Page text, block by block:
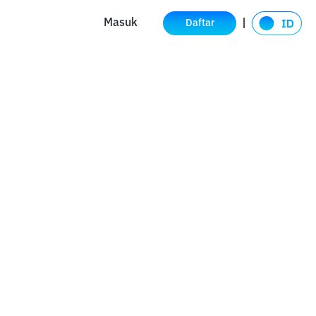
Masuk Daftar